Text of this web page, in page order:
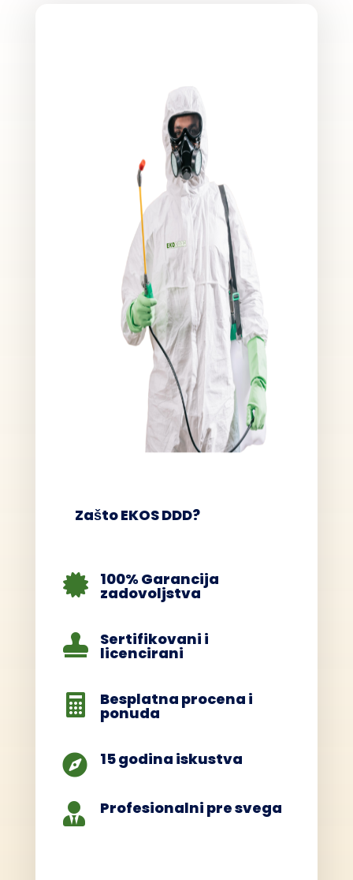
Zašto EKOS DDD?
 100% Garancija
zadovoljstva
 Sertifikovani i
licencirani
 Besplatna procena i
ponuda
 15 godina iskustva
 Profesionalni pre svega